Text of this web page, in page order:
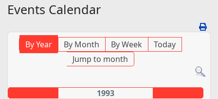
Events Calendar
By Year By Month By Week
Today
Jump to month
1993